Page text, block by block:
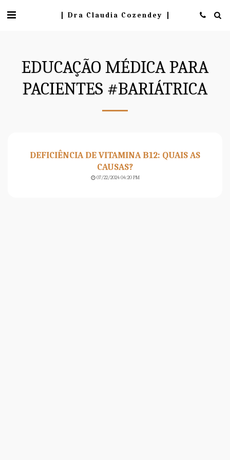
Dra Claudia Cozendey
EDUCAÇÃO MÉDICA PARA
PACIENTES #BARIÁTRICA
DEFICIÊNCIA DE VITAMINA B12: QUAIS AS
CAUSAS?
07/22/2024 04:20 PM